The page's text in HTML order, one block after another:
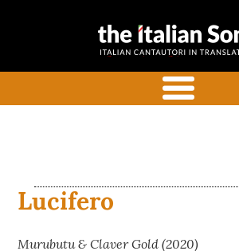
the italian
commentate in inglese
Lucifero
Murubutu & Claver Gold (2020)